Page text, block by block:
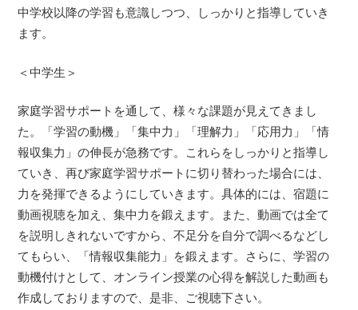
中学校以降の学習も意識しつつ、しっかりと指導していき
ます。
＜中学生＞
家庭学習サポートを通して、様々な課題が見えてきまし
た。「学習の動機」「集中力」「理解力」「応用力」「情
報収集力」の伸長が急務です。これらをしっかりと指導し
ていき、再び家庭学習サポートに切り替わった場合には、
力を発揮できるようにしていきます。具体的には、宿題に
動画視聴を加え、集中力を鍛えます。また、動画では全て
を説明しきれないですから、不足分を自分で調べるなどし
てもらい、「情報収集能力」を鍛えます。さらに、学習の
動機付けとして、オンライン授業の心得を解説した動画も
作成しておりますので、是非、ご視聴下さい。